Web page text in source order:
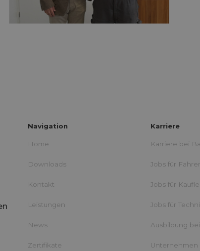
Navigation
Home
Downloads
Kontakt
Leistungen
News
Zertifikate
Karriere
Karriere bei
Jobs für
Jobs für
Jobs für
Ausbildung
Unternehmen